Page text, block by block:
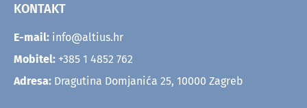
KONTAKT
E-mail: info@altius.hr
Mobitel: +385 1 4852 762
Adresa: Dragutina Domjanića 25, 10000 Zagreb